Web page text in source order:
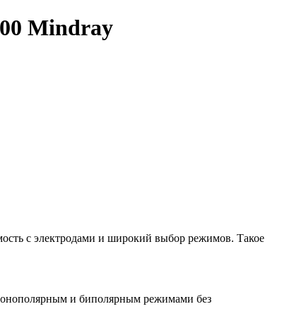
Mindray
с электродами и широкий выбор режимов. Такое
и биполярным режимами без